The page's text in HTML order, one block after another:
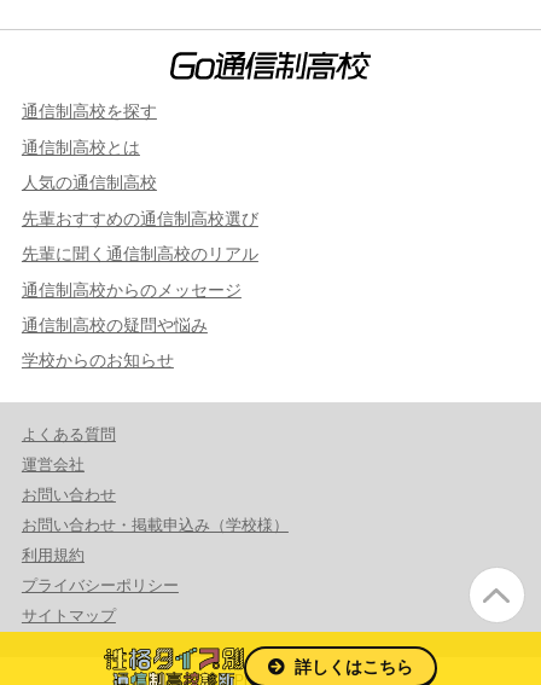
通信制高校を探す
通信制高校とは
人気の通信制高校
先輩おすすめの通信制高校選び
先輩に聞く通信制高校のリアル
通信制高校からのメッセージ
通信制高校の疑問や悩み
学校からのお知らせ
よくある質問
運営会社
お問い合わせ
お問い合わせ・掲載申込み（学校様）
利用規約
プライバシーポリシー
サイトマップ
© 2026 PrmaCeed Co.,Ltd.
詳しくはこちら